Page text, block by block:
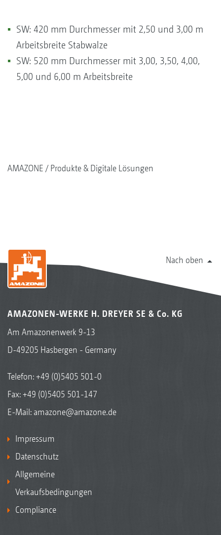
SW: 420 mm Durchmesser mit 2,50 und 3,00 m
Arbeitsbreite Stabwalze
SW: 520 mm Durchmesser mit 3,00, 3,50, 4,00,
5,00 und 6,00 m Arbeitsbreite
AMAZONE Produkte & Digitale Lösungen
Nach oben
AMAZONEN-WERKE H. DREYER SE & Co. KG
Am Amazonenwerk 9-13
D-49205 Hasbergen - Germany
Telefon:+49 (0)5405 501-0
Fax: +49 (0)5405 501-147
E-Mail: amazone@amazone.de
Impressum
Datenschutz
Allgemeine
Verkaufsbedingungen
Compliance